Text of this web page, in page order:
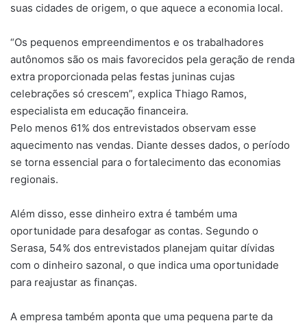
suas cidades de origem, o que aquece a economia local.
“Os pequenos empreendimentos e os trabalhadores
autônomos são os mais favorecidos pela geração de renda
extra proporcionada pelas festas juninas cujas
celebrações só crescem”, explica Thiago Ramos,
especialista em educação financeira.
Pelo menos 61% dos entrevistados observam esse
aquecimento nas vendas. Diante desses dados, o período
se torna essencial para o fortalecimento das economias
regionais.
Além disso, esse dinheiro extra é também uma
oportunidade para desafogar as contas. Segundo o
Serasa, 54% dos entrevistados planejam quitar dívidas
com o dinheiro sazonal, o que indica uma oportunidade
para reajustar as finanças.
A empresa também aponta que uma pequena parte da